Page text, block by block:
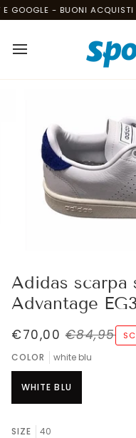
Salta
al
- BUONI ACQUISTI
Adidas scarpa
Advantage
€70,00 €84,95
COLOR white blu
WHITE BLU
SIZE 40